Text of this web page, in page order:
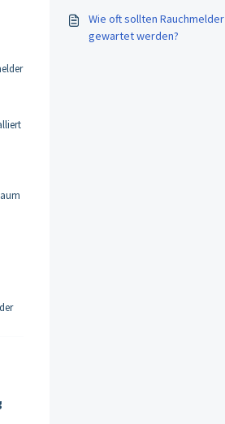
Wie oft sollten Rauchmelder
gewartet werden?